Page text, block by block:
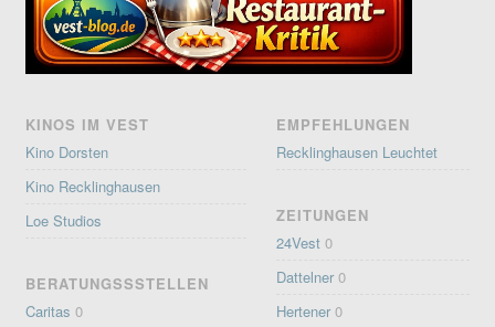
KINOS IM VEST
Kino Dorsten
Kino Recklinghausen
Loe Studios
BERATUNGSSSTELLEN
Caritas 0
EMPFEHLUNGEN
Recklinghausen Leuchtet
ZEITUNGEN
24Vest 0
Dattelner 0
Hertener 0